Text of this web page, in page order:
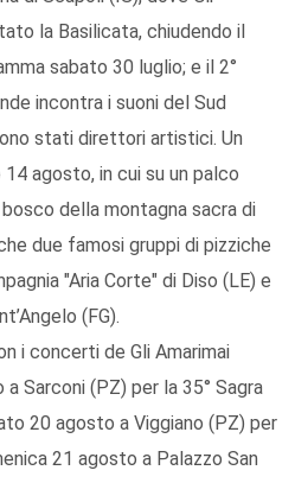
la Basilicata, chiudendo il
sabato 30 luglio; e il 2°
incontra i suoni del Sud
stati direttori artistici. Un
agosto, in cui su un palco
della montagna sacra di
due famosi gruppi di pizziche
"Aria Corte" di Diso (LE) e
(FG).
i concerti de Gli Amarimai
Sarconi (PZ) per la 35° Sagra
20 agosto a Viggiano (PZ) per
21 agosto a Palazzo San